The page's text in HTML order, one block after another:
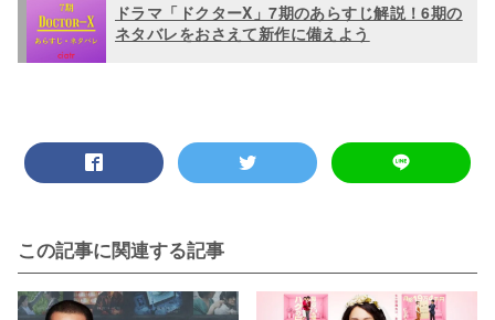
ドラマ「ドクターX」7期のあらすじ解説！6期の
ネタバレをおさえて新作に備えよう
この記事に関連する記事